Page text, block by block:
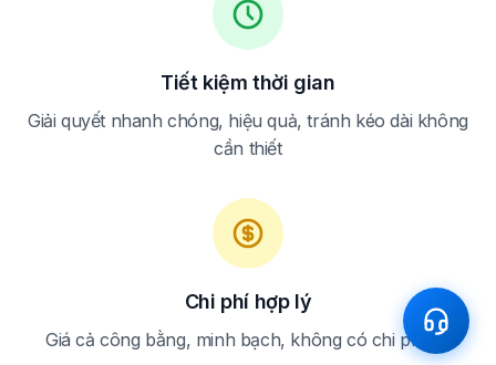
Tiết kiệm thời gian
Giải quyết nhanh chóng, hiệu quả, tránh kéo dài không
cần thiết
Chi phí hợp lý
Giá cả công bằng, minh bạch, không có chi phí ẩn